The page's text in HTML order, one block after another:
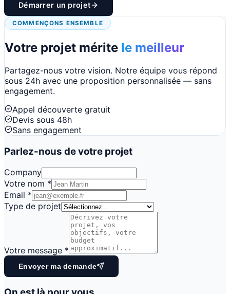
Démarrer un projet
COMMENÇONS ENSEMBLE
Votre projet mérite le meilleur
Partagez-nous votre vision. Notre équipe vous répond
sous 24h avec une proposition personnalisée — sans
engagement.
Appel découverte gratuit
Devis sous 48h
Sans engagement
Parlez-nous de votre projet
Company
Votre nom *
Email *
Type de projet
Votre message *
Envoyer ma demande